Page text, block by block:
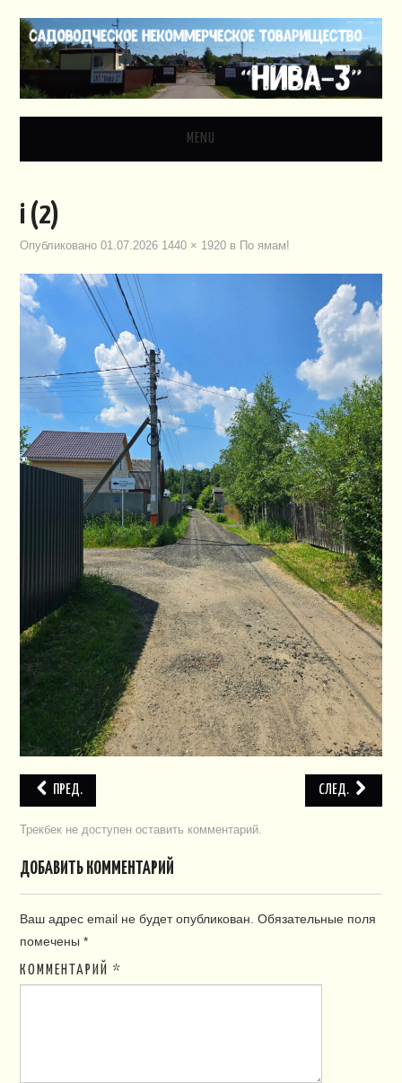
MENU
ДОКУМЕНТЫ
ЗАКОНОДАТЕЛЬСТВО
ПЛАН СНТ
КОНТАКТЫ
НАПИСАТЬ!
i (2)
Опубликовано01.07.2026 1440 × 1920 в По ямам!
ПРЕД. СЛЕД.
Трекбек не доступеноставить комментарий.
ДОБАВИТЬ КОММЕНТАРИЙ
Ваш адрес email не будет опубликован. Обязательные поля
помечены*
КОММЕНТАРИЙ*